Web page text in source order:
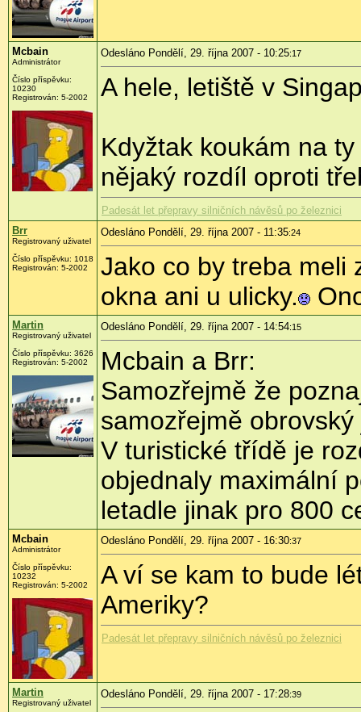
Mcbain
Administrátor
Číslo příspěvku:
10230
Registrován: 5-2002
Odesláno Pondělí, 29. října 2007 - 10:25:17
A hele, letiště v
Kdyžtak koukám na
nějaký rozdíl oproti
Padesát let přepravy silničních návěsů po železnici
Brr
Registrovaný uživatel
Číslo příspěvku: 1018
Registrován: 5-2002
Odesláno Pondělí, 29. října 2007 - 11:35:24
Jako co by treba meli
okna ani u ulicky.
Martin
Registrovaný uživatel
Číslo příspěvku: 3626
Registrován: 5-2002
Odesláno Pondělí, 29. října 2007 - 14:54:15
Mcbain a Brr:
Samozřejmě že
samozřejmě obrovský
V turistické třídě je
objednaly maximální
letadle jinak pro 800
Mcbain
Administrátor
Číslo příspěvku:
10232
Registrován: 5-2002
Odesláno Pondělí, 29. října 2007 - 16:30:37
A ví se kam to bude
Ameriky?
Padesát let přepravy silničních návěsů po železnici
Martin
Registrovaný uživatel
Odesláno Pondělí, 29. října 2007 - 17:28:39